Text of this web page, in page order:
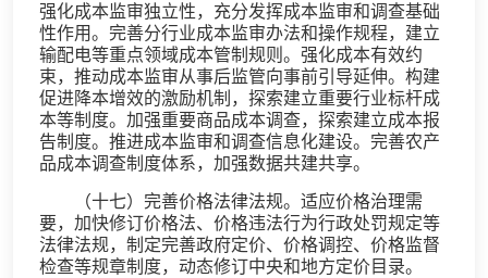
强化成本监审独立性，充分发挥成本监审和调查基础
性作用。完善分行业成本监审办法和操作规程，建立
输配电等重点领域成本管制规则。强化成本有效约
束，推动成本监审从事后监管向事前引导延伸。构建
促进降本增效的激励机制，探索建立重要行业标杆成
本等制度。加强重要商品成本调查，探索建立成本报
告制度。推进成本监审和调查信息化建设。完善农产
品成本调查制度体系，加强数据共建共享。
（十七）完善价格法律法规。适应价格治理需
要，加快修订价格法、价格违法行为行政处罚规定等
法律法规，制定完善政府定价、价格调控、价格监督
检查等规章制度，动态修订中央和地方定价目录。